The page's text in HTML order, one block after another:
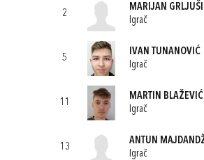
2
MARIJAN
Igrač
5
IVAN TUNANOVIĆ
Igrač
11
MARTIN BLAŽEVIĆ
Igrač
13
ANTUN
Igrač